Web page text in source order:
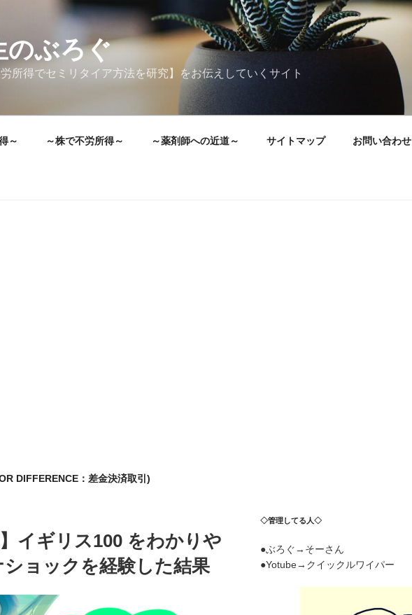
のぶろぐ
所得でセミリタイア方法を研究】をお伝えしていくサイト
～ ～株で不労所得～ ～薬剤師への近道～ サイトマップ お問い合わせ
DIFFERENCE：差金決済取引)
】イギリス100 をわかりや
ョックを経験した結果
◇管理してる人◇
●ぶろぐ→そーさん
●Yotube→クイックルワイパー